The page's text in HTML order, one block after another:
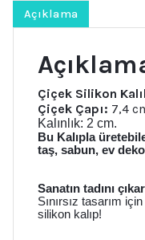
Açıklama
Çiçek Silikon
Çiçek Çapı: 7,4
Kalınlık: 2 cm.
Bu Kalıpla
taş, sabun, ev
Sanatın tadını
Sınırsız tasarım
silikon kalıp!